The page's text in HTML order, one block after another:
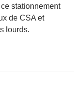
stationnement
de CSA et
lourds.